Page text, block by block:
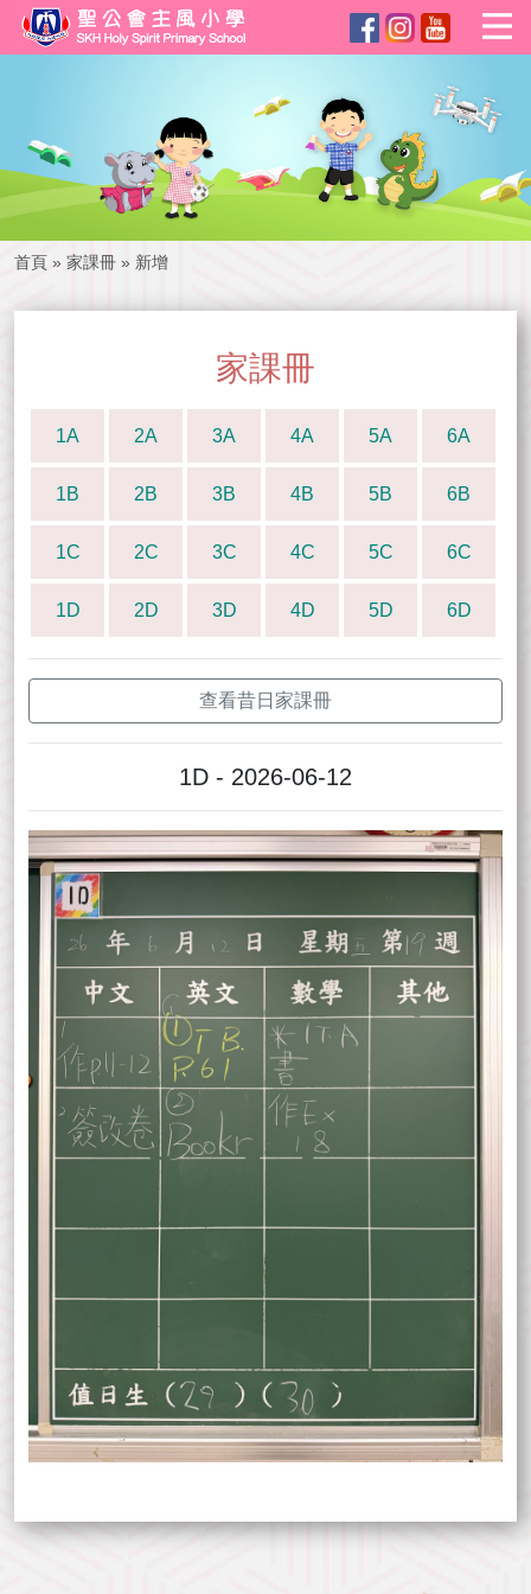
首頁 » 家課冊 » 新增
家課冊
1A 2A 3A 4A 5A 6A
1B 2B 3B 4B 5B 6B
1C 2C 3C 4C 5C 6C
1D 2D 3D 4D 5D 6D
查看昔日家課冊
1D - 2026-06-12